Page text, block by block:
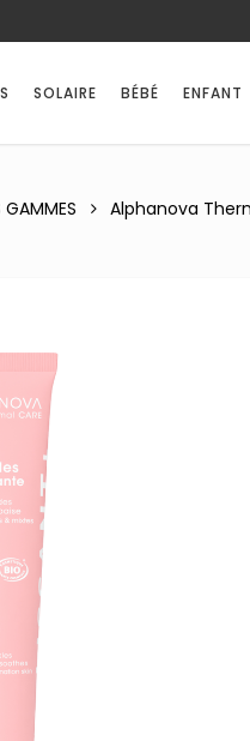
SOLAIRE BÉBÉ ENFANT
GAMMES Alphanova